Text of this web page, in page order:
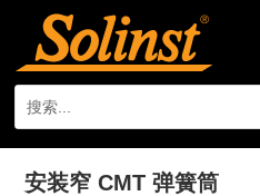
安装窄 CMT 弹簧筒